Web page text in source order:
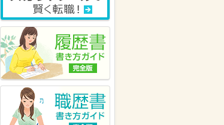
熊本県の女性が 株式会社キャリ
ア SW事業本部にキニナルを送
りました。